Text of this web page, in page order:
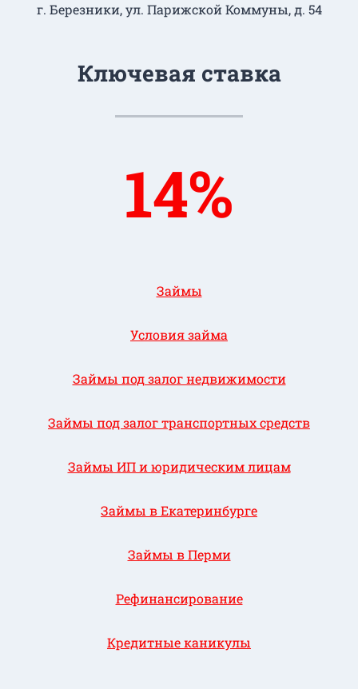
г. Березники, ул. Парижской Коммуны, д. 54
Ключевая ставка
14%
Займы
Условия займа
Займы под залог недвижимости
Займы под залог транспортных средств
Займы ИП и юридическим лицам
Займы в Екатеринбурге
Займы в Перми
Рефинансирование
Кредитные каникулы